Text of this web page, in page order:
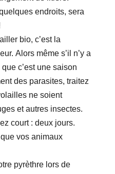
endroits, sera
bio, c’est la
Alors même s’il n’y a
c’est une saison
des parasites, traitez
ne soient
et autres insectes.
court : deux jours.
vos animaux
pyrèthre lors de